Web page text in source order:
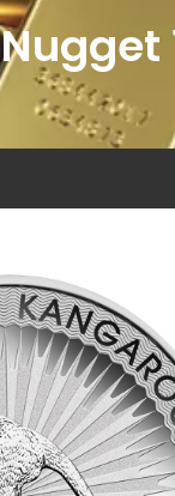
Nugget